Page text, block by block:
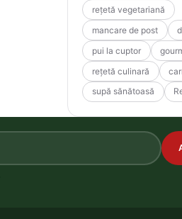
rețetă vegetariană
mancare de post
pui la cuptor
rețetă culinară
supă sănătoasă